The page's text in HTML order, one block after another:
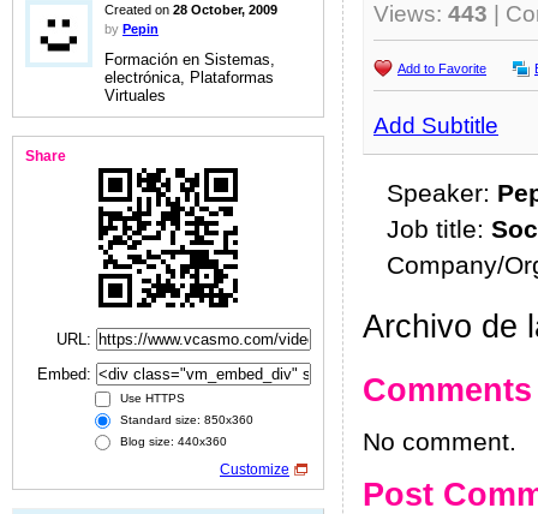
Created on 28 October, 2009
by Pepin
Formación en Sistemas,
electrónica, Plataformas
Virtuales
Share
URL:
Embed:
Use HTTPS
Standard size: 850x360
Blog size: 440x360
Customize
Views: 443 |
Add to Favorite
Add Subtitle
Speaker:
Job title:
Company/
Archivo de
Comments
No comment.
Post